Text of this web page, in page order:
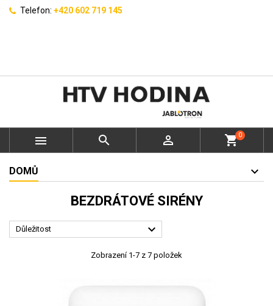
Telefon: +420 602 719 145
   shopping_cart0
DOMŮ
BEZDRÁTOVÉ SIRÉNY
Důležitost 
Zobrazení 1-7 z 7 položek